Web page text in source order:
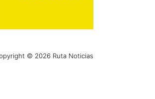
© 2026 Ruta Noticias